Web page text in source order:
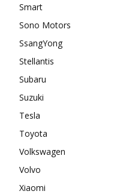
Smart
Sono Motors
SsangYong
Stellantis
Subaru
Suzuki
Tesla
Toyota
Volkswagen
Volvo
Xiaomi